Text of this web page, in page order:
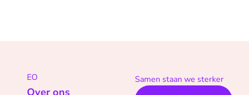
EO
Over ons
Samen staan we sterker